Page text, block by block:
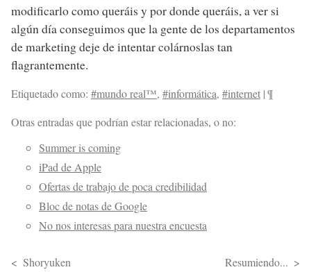
modificarlo como queráis y por donde queráis, a ver si
algún día conseguimos que la gente de los departamentos
de marketing deje de intentar colárnoslas tan
flagrantemente.
Etiquetado como: #mundo real™, #informática, #internet |¶
Otras entradas que podrían estar relacionadas, o no:
Summer is coming
iPad de Apple
Ofertas de trabajo de poca credibilidad
Bloc de notas de Google
No nos interesas para nuestra encuesta
Shoryuken Resumiendo...